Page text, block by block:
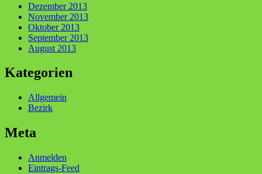
Dezember 2013
November 2013
Oktober 2013
September 2013
August 2013
Kategorien
Allgemein
Bezirk
Meta
Anmelden
Eintrags-Feed